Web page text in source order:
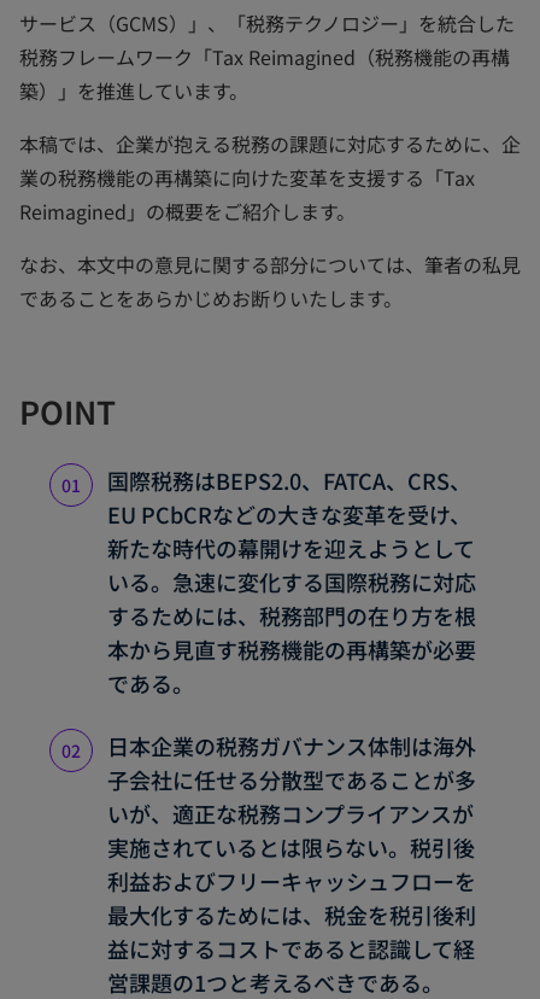
サービス（GCMS）」、「税務テクノロジー」を統合した
税務フレームワーク「Tax Reimagined（税務機能の再構
築）」を推進しています。
本稿では、企業が抱える税務の課題に対応するために、企
業の税務機能の再構築に向けた変革を支援する「Tax
Reimagined」の概要をご紹介します。
なお、本文中の意見に関する部分については、筆者の私見
であることをあらかじめお断りいたします。
POINT
国際税務はBEPS2.0、FATCA、CRS、
EU PCbCRなどの大きな変革を受け、
新たな時代の幕開けを迎えようとして
いる。急速に変化する国際税務に対応
するためには、税務部門の在り方を根
本から見直す税務機能の再構築が必要
である。
日本企業の税務ガバナンス体制は海外
子会社に任せる分散型であることが多
いが、適正な税務コンプライアンスが
実施されているとは限らない。税引後
利益およびフリーキャッシュフローを
最大化するためには、税金を税引後利
益に対するコストであると認識して経
営課題の1つと考えるべきである。